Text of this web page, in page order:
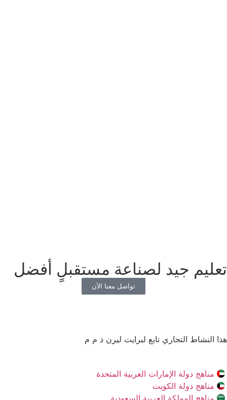
تعليم جيد لصناعة مستقبلٍ أفضل
تواصل معنا الآن
هذا النشاط التجاري تابع لبرايت ليرن ذ م م
مناهج دولة الإمارات العربية المتحدة
مناهج دولة الكويت